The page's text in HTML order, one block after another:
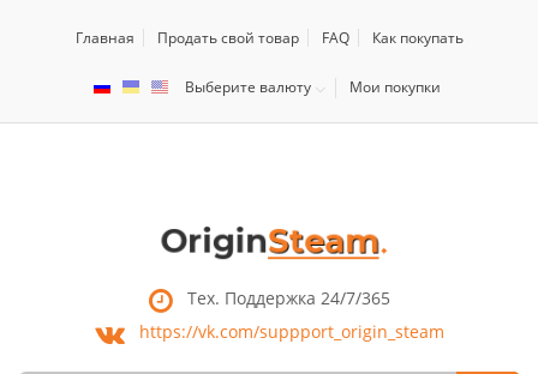
Главная Продать свой товар FAQ Как покупать
Выберите валюту Мои покупки
Тех. Поддержка 24/7/365
https://vk.com/suppport_origin_steam